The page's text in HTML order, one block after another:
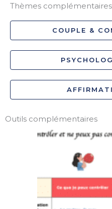
Thèmes complémentaires
COUPLE &
Outils complémentaires